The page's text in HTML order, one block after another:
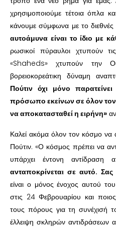
χρησιμοποιούμε τέτοια όπλα
κάνουμε σύμφωνα με το διεθνές
αυτοάμυνα είναι το ίδιο με
ρωσικοί πύραυλοι χτυπούν
«Shaheds» χτυπούν την
βορειοκορεάτικη δύναμη
Πούτιν όχι μόνο
πρόσωπο εκείνων σε όλον τον
να αποκατασταθεί η ειρήνη»
Καλεί ακόμα όλον τον κόσμο να
Πούτιν. «Ο κόσμος πρέπει να
υπάρχει έντονη
ανταποκρίνεται σε αυτό. Σας
είναι ο μόνος ένοχος αυτού
στις 24 Φεβρουαρίου και
τους πόρους για τη συνέχισή
έλλειψη σκληρών αντιδράσεων